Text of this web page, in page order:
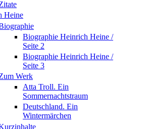
Heine
Biographie Heinrich Heine /
Seite 2
Biographie Heinrich Heine /
Seite 3
Werk
Atta Troll. Ein
Sommernachtstraum
Deutschland. Ein
Wintermärchen